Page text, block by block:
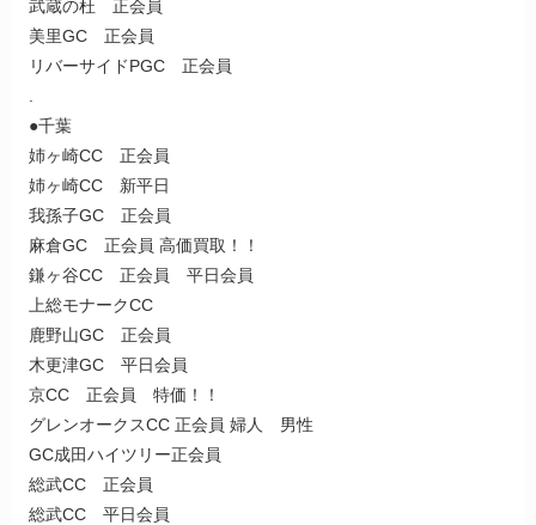
武蔵の杜 正会員
美里GC 正会員
リバーサイドPGC 正会員
●千葉
姉ヶ崎CC 正会員
姉ヶ崎CC 新平日
我孫子GC 正会員
麻倉GC 正会員 高価買取！！
鎌ヶ谷CC 正会員 平日会員
上総モナークCC
鹿野山GC 正会員
木更津GC 平日会員
京CC 正会員 特価！！
グレンオークスCC 正会員 婦人 男性
GC成田ハイツリー正会員
総武CC 正会員
総武CC 平日会員